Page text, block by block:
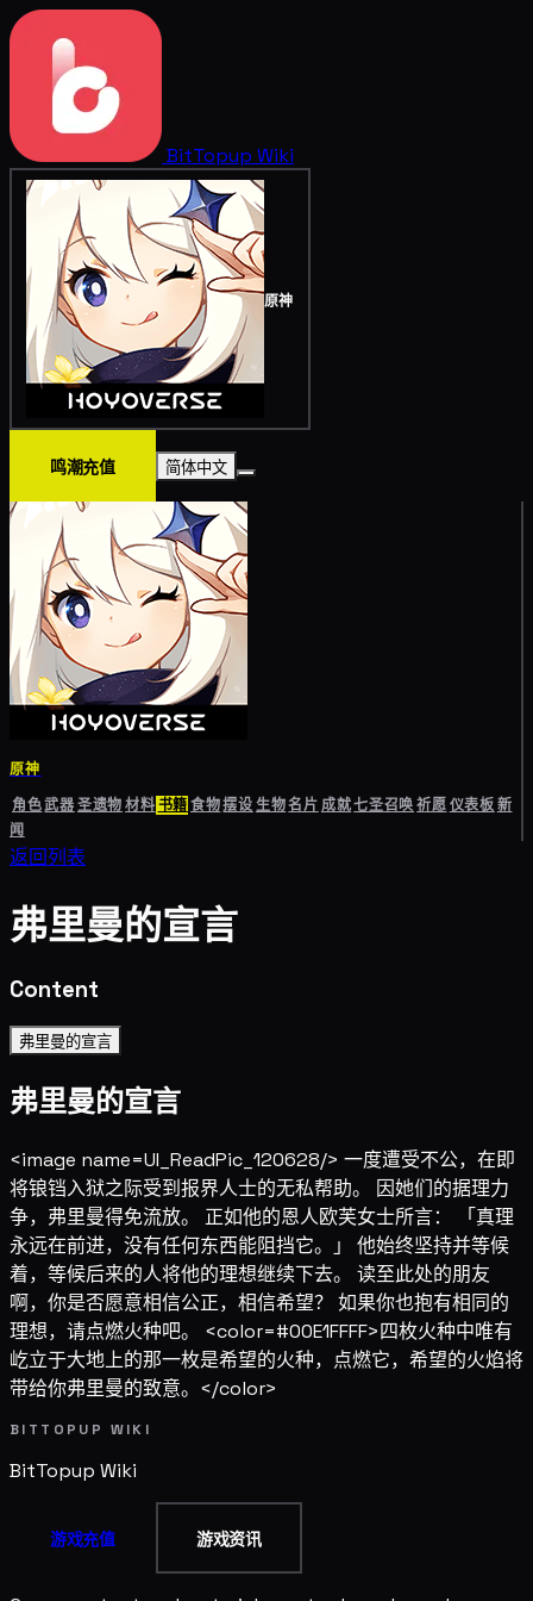
BitTopup Wiki
原神
鸣潮充值 简体中文
原神
角色武器圣遗物材料书籍食物摆设生物名片成就七圣召唤祈愿仪表板新
闻
返回列表
弗里曼的宣言
Content
弗里曼的宣言
弗里曼的宣言
<image name=UI_ReadPic_120628/> 一度遭受不公，在即
将锒铛入狱之际受到报界人士的无私帮助。 因她们的据理力
争，弗里曼得免流放。 正如他的恩人欧芙女士所言： 「真理
永远在前进，没有任何东西能阻挡它。」 他始终坚持并等候
着，等候后来的人将他的理想继续下去。 读至此处的朋友
啊，你是否愿意相信公正，相信希望？ 如果你也抱有相同的
理想，请点燃火种吧。 <color=#00E1FFFF>四枚火种中唯有
屹立于大地上的那一枚是希望的火种，点燃它，希望的火焰将
带给你弗里曼的致意。</color>
BITTOPUP WIKI
BitTopup Wiki
游戏充值 游戏资讯